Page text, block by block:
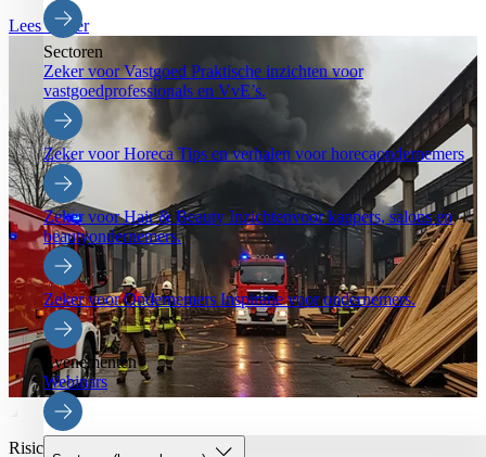
Sectoren
Zeker voor Vastgoed Praktische inzichten voor
vastgoedprofessionals en VvE’s.
Zeker voor HorecaTips en verhalen voor horecaondernemers
Zeker voor Hair & Beauty Inzichtenvoor kappers, salons en
beautyondernemers.
Zeker voor Ondernemers Inspiratie voor ondernemers.
Evenementen
Webinars
Lees verder
Risicomanagement